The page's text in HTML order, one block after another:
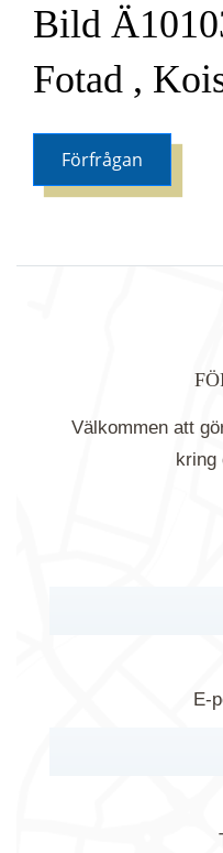
Bild
Fotad ,
Förfrågan
Välkommen att
kring
E-